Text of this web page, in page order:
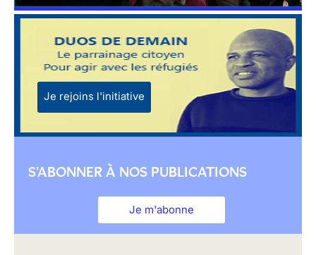
Je rejoins l'initiative
S'ABONNER À NOS PUBLICATIONS
Je m'abonne